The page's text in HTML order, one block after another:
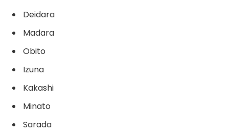
Deidara
Madara
Obito
Izuna
Kakashi
Minato
Sarada